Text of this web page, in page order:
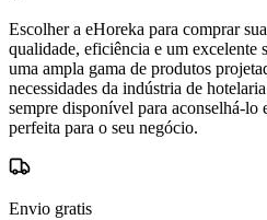
Escolher a eHoreka para comprar sua
qualidade, eficiência e um excelente
uma ampla gama de produtos
necessidades da indústria de
sempre disponível para aconselhá-lo
perfeita para o seu negócio.
Envio gratis